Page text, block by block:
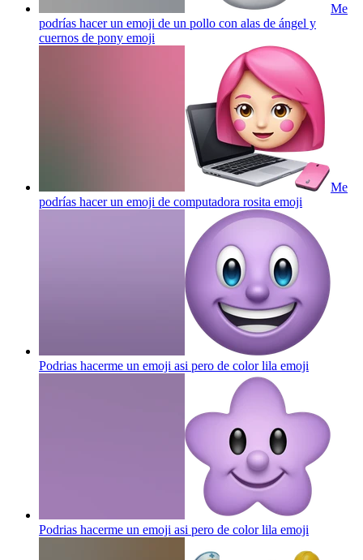
Me
podrías hacer un emoji de un pollo con alas de ángel y
cuernos de pony emoji
Me
podrías hacer un emoji de computadora rosita emoji
Podrias hacerme un emoji asi pero de color lila emoji
Podrias hacerme un emoji asi pero de color lila emoji